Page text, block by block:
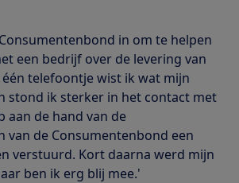
in om te helpen
een bedrijf over de levering van
één telefoontje wist ik wat mijn
stond ik sterker in het contact met
aan de hand van de
van de Consumentenbond een
verstuurd. Kort daarna werd mijn
ben ik erg blij mee.'